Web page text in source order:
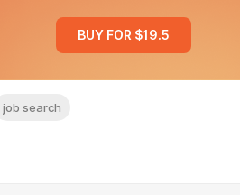
BUY FOR $19.5
job search